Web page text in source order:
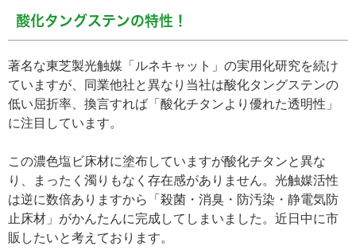
酸化タングステンの特性！
著名な東芝製光触媒「ルネキャット」の実用化研究を続け
ていますが、同業他社と異なり当社は酸化タングステンの
低い屈折率、換言すれば「酸化チタンより優れた透明性」
に注目しています。
この濃色塩ビ床材に塗布していますが酸化チタンと異な
り、まったく濁りもなく存在感がありません。光触媒活性
は逆に数倍ありますから「殺菌・消臭・防汚染・静電気防
止床材」がかんたんに完成してしまいました。近日中に市
販したいと考えております。